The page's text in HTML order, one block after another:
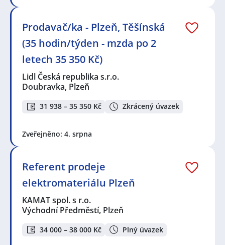
Prodavač/ka - Plzeň, Těšínská
(35 hodin/týden - mzda po 2
letech 35 350 Kč)
Lidl Česká republika s.r.o.
Doubravka, Plzeň
31 938 – 35 350 Kč Zkrácený úvazek
Zveřejněno: 4. srpna
Referent prodeje
elektromateriálu Plzeň
KAMAT spol. s r.o.
Východní Předměstí, Plzeň
34 000 – 38 000 Kč Plný úvazek